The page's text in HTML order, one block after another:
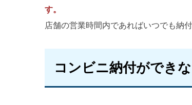
す。
店舗の営業時間内であればいつでも納
コンビニ納付ができ